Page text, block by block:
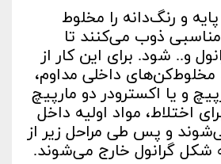
و رنگ‌دانه را مخلوط
ذوب می‌کنند تا
و.. شود. برای این کار از
مخلوط‌کن‌های داخلی مداوم،
و یا اکسترودر دو مارپیچ
اختلاط، مواد اولیه داخل
و پس طی مراحل زیر از
گرانول خارج می‌شوند.